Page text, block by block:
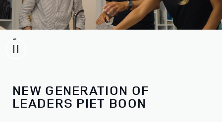
NEW GENERATION OF
LEADERS PIET BOON